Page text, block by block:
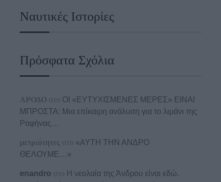
Ναυτικές Ιστορίες
Πρόσφατα Σχόλια
ΑΡΟΔΟ στο ΟΙ «ΕΥΤΥΧΙΣΜΕΝΕΣ ΜΕΡΕΣ» ΕΙΝΑΙ
ΜΠΡΟΣΤΑ: Μια επίκαιρη ανάλυση για το λιμάνι της
Ραφήνας…
μετριότητες στο «ΑΥΤΗ ΤΗΝ ΑΝΔΡΟ
ΘΕΛΟΥΜΕ…»
enandro στο Η νεολαία της Άνδρου είναι εδώ.